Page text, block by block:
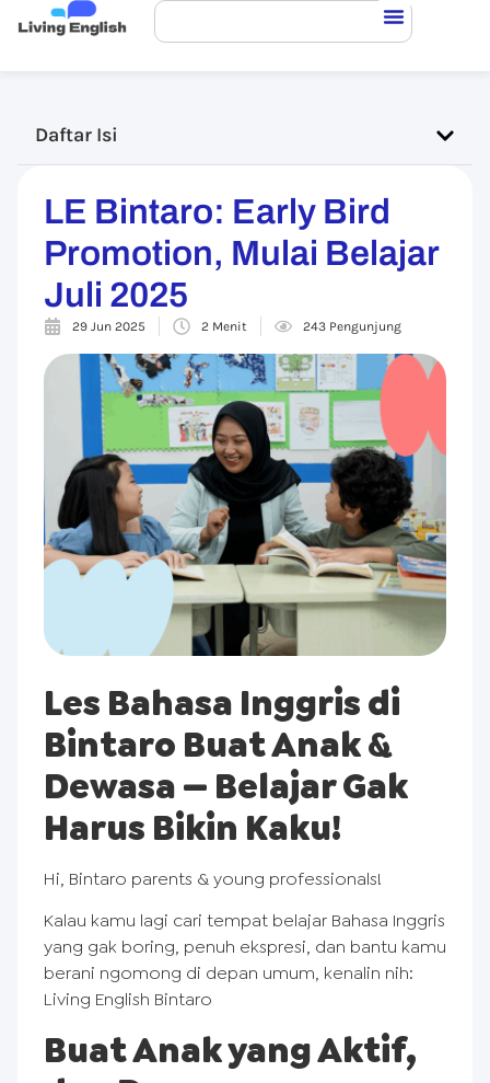
Daftar Isi
LE Bintaro: Early Bird
Promotion, Mulai Belajar
Juli 2025
29 Jun 2025 2 Menit 243 Pengunjung
Les Bahasa Inggris di
Bintaro Buat Anak &
Dewasa — Belajar Gak
Harus Bikin Kaku!
Hi, Bintaro parents & young professionals!
Kalau kamu lagi cari tempat belajar Bahasa Inggris
yang gak boring, penuh ekspresi, dan bantu kamu
berani ngomong di depan umum, kenalin nih:
Living English Bintaro
Buat Anak yang Aktif,